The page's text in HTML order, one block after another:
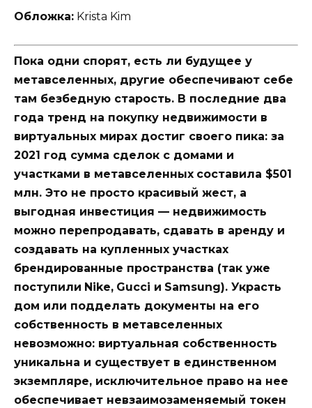
Обложка: Krista Kim
Пока одни спорят, есть ли будущее у
метавселенных, другие обеспечивают себе
там безбедную старость. В последние два
года тренд на покупку недвижимости в
виртуальных мирах достиг своего пика: за
2021 год сумма сделок с домами и
участками в метавселенных составила $501
млн. Это не просто красивый жест, а
выгодная инвестиция — недвижимость
можно перепродавать, сдавать в аренду и
создавать на купленных участках
брендированные пространства (так уже
поступили Nike, Gucci и Samsung). Украсть
дом или подделать документы на его
собственность в метавселенных
невозможно: виртуальная собственность
уникальна и существует в единственном
экземпляре, исключительное право на нее
обеспечивает невзаимозаменяемый токен